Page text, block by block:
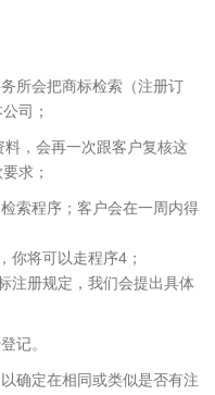
所会把商标检索（注册订
司；
料，会再一次跟客户复核这
求；
索程序；客户会在一周内得
你将可以走程序4；
注册规定，我们会提出具体
记。
确定在相同或类似是否有注